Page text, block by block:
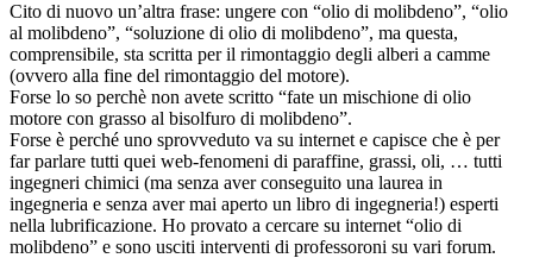
Cito di nuovo un’altra frase: ungere con “olio di molibdeno”, “olio
al molibdeno”, “soluzione di olio di molibdeno”, ma questa,
comprensibile, sta scritta per il rimontaggio degli alberi a camme
(ovvero alla fine del rimontaggio del motore).
Forse lo so perchè non avete scritto “fate un mischione di olio
motore con grasso al bisolfuro di molibdeno”.
Forse è perché uno sprovveduto va su internet e capisce che è per
far parlare tutti quei web-fenomeni di paraffine, grassi, oli, … tutti
ingegneri chimici (ma senza aver conseguito una laurea in
ingegneria e senza aver mai aperto un libro di ingegneria!) esperti
nella lubrificazione. Ho provato a cercare su internet “olio di
molibdeno” e sono usciti interventi di professoroni su vari forum.